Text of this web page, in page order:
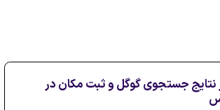
جستجوی گوگل و ثبت مکان در